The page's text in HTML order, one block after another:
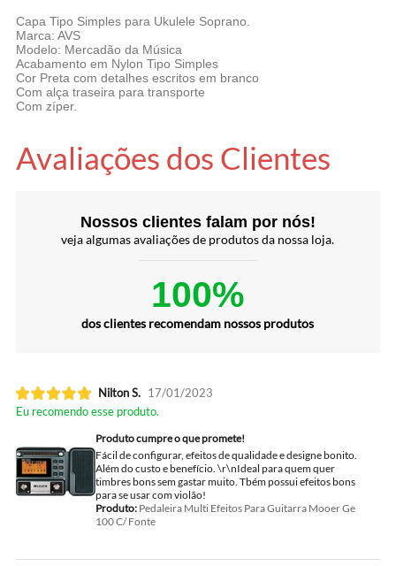
Capa Tipo Simples para Ukulele Soprano.
Marca: AVS
Modelo: Mercadão da Música
Acabamento em Nylon Tipo Simples
Cor Preta com detalhes escritos em branco
Com alça traseira para transporte
Com zíper.
Avaliações dos Clientes
Nossos clientes falam por nós!
veja algumas avaliações de produtos da nossa loja.
100%
dos clientes recomendam nossos produtos
Nilton S. 17/01/2023
Eu recomendo esse produto.
Produto cumpre o que promete!
Fácil de configurar, efeitos de qualidade e designe bonito.
Além do custo e benefício. \r\nIdeal para quem quer
timbres bons sem gastar muito. Tbém possui efeitos bons
para se usar com violão!
Produto:Pedaleira Multi Efeitos Para Guitarra Mooer Ge
100 C/ Fonte